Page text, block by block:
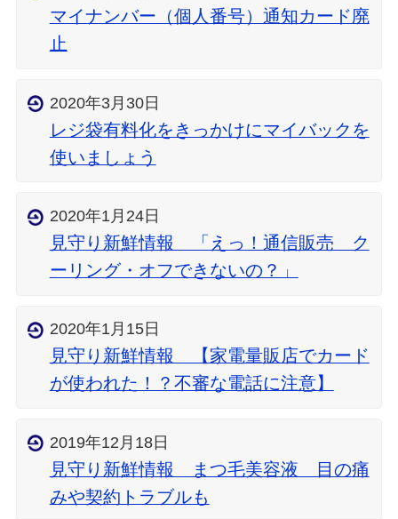
マイナンバー（個人番号）通知カード廃
止
2020年3月30日
レジ袋有料化をきっかけにマイバックを
使いましょう
2020年1月24日
見守り新鮮情報 「えっ！通信販売 ク
ーリング・オフできないの？」
2020年1月15日
見守り新鮮情報 【家電量販店でカード
が使われた！？不審な電話に注意】
2019年12月18日
見守り新鮮情報 まつ毛美容液 目の痛
みや契約トラブルも